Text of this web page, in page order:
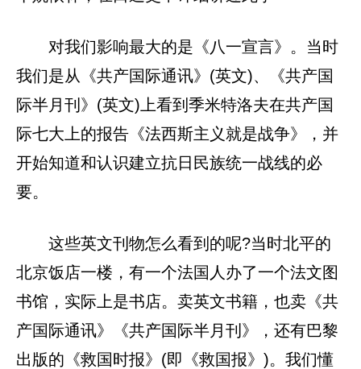
对我们影响最大的是《八一宣言》。当时
我们是从《共产国际通讯》(英文)、《共产国
际半月刊》(英文)上看到季米特洛夫在共产国
际七大上的报告《法西斯主义就是战争》，并
开始知道和认识建立抗日民族统一战线的必
要。
这些英文刊物怎么看到的呢?当时北平的
北京饭店一楼，有一个法国人办了一个法文图
书馆，实际上是书店。卖英文书籍，也卖《共
产国际通讯》《共产国际半月刊》，还有巴黎
出版的《救国时报》(即《救国报》)。我们懂